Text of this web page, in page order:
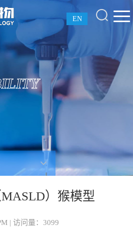
EN
）猴模型
| 访问量：3099